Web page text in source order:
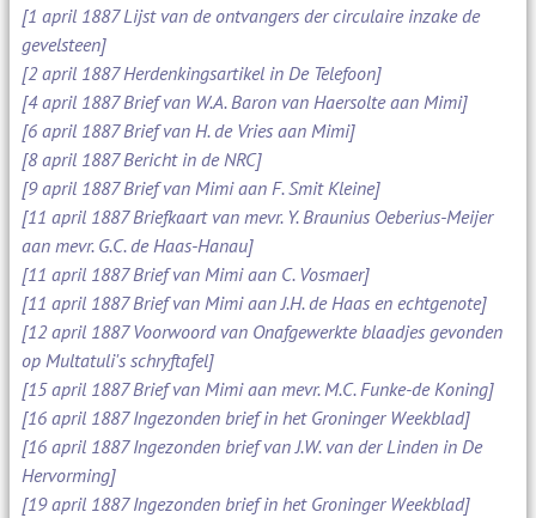
[1 april 1887 Lijst van de ontvangers der circulaire inzake de
gevelsteen]
[2 april 1887 Herdenkingsartikel in De Telefoon]
[4 april 1887 Brief van W.A. Baron van Haersolte aan Mimi]
[6 april 1887 Brief van H. de Vries aan Mimi]
[8 april 1887 Bericht in de NRC]
[9 april 1887 Brief van Mimi aan F. Smit Kleine]
[11 april 1887 Briefkaart van mevr. Y. Braunius Oeberius-Meijer
aan mevr. G.C. de Haas-Hanau]
[11 april 1887 Brief van Mimi aan C. Vosmaer]
[11 april 1887 Brief van Mimi aan J.H. de Haas en echtgenote]
[12 april 1887 Voorwoord van Onafgewerkte blaadjes gevonden
op Multatuli's schryftafel]
[15 april 1887 Brief van Mimi aan mevr. M.C. Funke-de Koning]
[16 april 1887 Ingezonden brief in het Groninger Weekblad]
[16 april 1887 Ingezonden brief van J.W. van der Linden in De
Hervorming]
[19 april 1887 Ingezonden brief in het Groninger Weekblad]